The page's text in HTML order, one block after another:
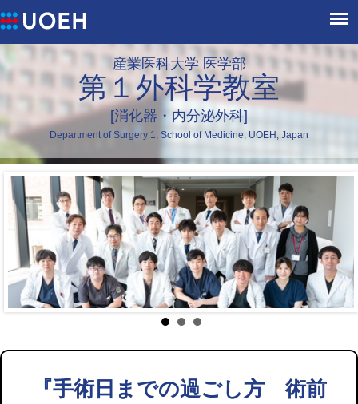
産業医科大学 医学部
第１外科学教室
[消化器・内分泌外科]
Department of Surgery 1, School of Medicine, UOEH, Japan
『手術日までの過ごし方 術前